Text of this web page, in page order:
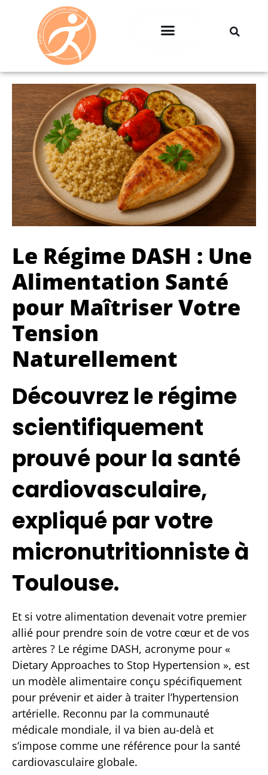
Le Régime DASH : Une
Alimentation Santé
pour Maîtriser Votre
Tension
Naturellement
Découvrez le régime
scientifiquement
prouvé pour la santé
cardiovasculaire,
expliqué par votre
micronutritionniste à
Toulouse.
Et si votre alimentation devenait votre premier
allié pour prendre soin de votre cœur et de vos
artères ? Le régime DASH, acronyme pour «
Dietary Approaches to Stop Hypertension », est
un modèle alimentaire conçu spécifiquement
pour prévenir et aider à traiter l’hypertension
artérielle. Reconnu par la communauté
médicale mondiale, il va bien au-delà et
s’impose comme une référence pour la santé
cardiovasculaire globale.